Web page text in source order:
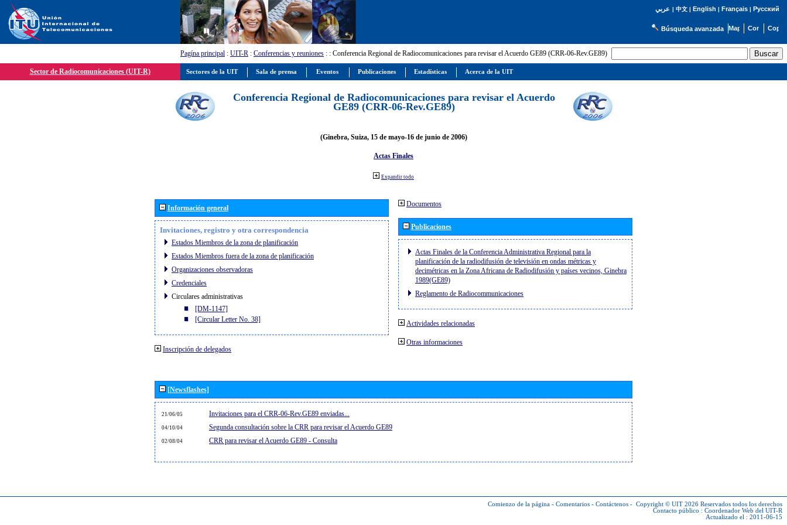
عربي | 中文| English | Français| Русский
Búsqueda avanzada
Pagína principal : UIT-R : Conferencias y reuniones : : Conferencia Regional de Radiocomunicaciones para revisar el Acuerdo GE89 (CRR-06-Rev.GE89)
Sector de Radiocomunicaciones (UIT-R)
Conferencia Regional de Radiocomunicaciones para revisar el Acuerdo
GE89 (CRR-06-Rev.GE89)
(Ginebra, Suiza, 15 de mayo-16 de junio de 2006)
Actas Finales
Expandir todo
Información general
Invitaciones, registro y otra correspondencia
Estados Miembros de la zona de planificación
Estados Miembros fuera de la zona de planificación
Organizaciones observadoras
Credenciales
Circulares administrativas
[DM-1147]
[Circular Letter No. 38]
Inscripción de delegados
Documentos
Publicaciones
Actas Finales de la Conferencia Administrativa Regional para la
planificación de la radiodifusión de televisión en ondas métricas y
decimétricas en la Zona Africana de Radiodifusión y países vecinos, Ginebra
1989(GE89)
Reglamento de Radiocommunicaciones
Actividades relacionadas
Otras informaciones
[Newsflashes]
21/06/05 Invitaciones para el CRR-06-Rev.GE89 enviadas...
04/10/04 Segunda consultación sobre la CRR para revisar el Acuerdo GE89
02/08/04 CRR para revisar el Acuerdo GE89 - Consulta
Comienzo de la página - Comentarios - Contáctenos - Copyright © UIT 2026 Reservados todos los derechos
Contacto público : Coordenador Web del UIT-R
Actualizado el : 2011-06-15
Sectores de la UIT Sala de prensa Eventos Publicaciones Estadísticas Acerca de la UIT